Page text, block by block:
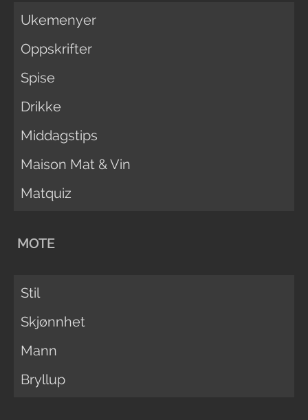
Ukemenyer
Oppskrifter
Spise
Drikke
Middagstips
Maison Mat & Vin
Matquiz
MOTE
Stil
Skjønnhet
Mann
Bryllup